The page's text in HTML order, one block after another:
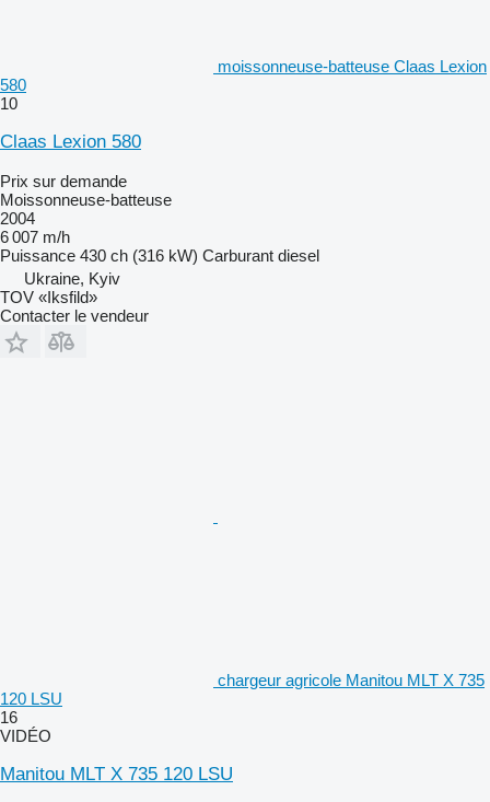
moissonneuse-batteuse Claas Lexion
580
10
Claas Lexion 580
Prix sur demande
Moissonneuse-batteuse
2004
6 007 m/h
Puissance 430 ch (316 kW) Carburant diesel
Ukraine, Kyiv
TOV «Iksfild»
Contacter le vendeur
chargeur agricole Manitou MLT X 735
120 LSU
16
VIDÉO
Manitou MLT X 735 120 LSU